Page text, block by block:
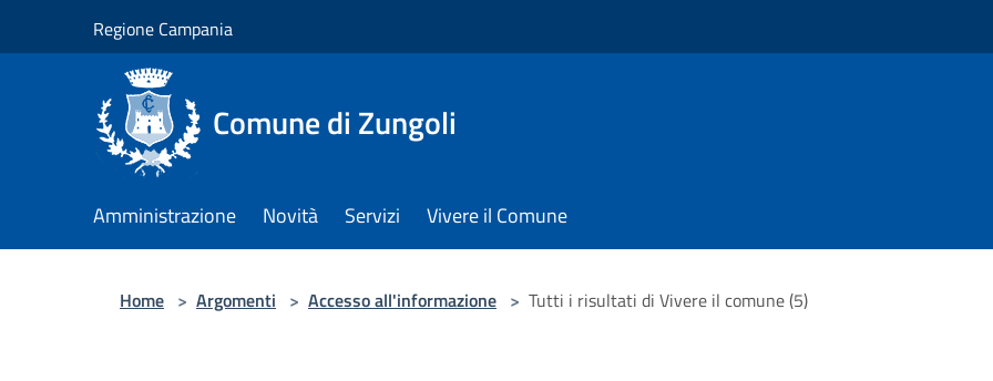
Regione Campania
Comune di Zungoli
Amministrazione Novità Servizi Vivere il Comune
Home > Argomenti > Accesso all'informazione > Tutti i risultati di Vivere il comune (5)